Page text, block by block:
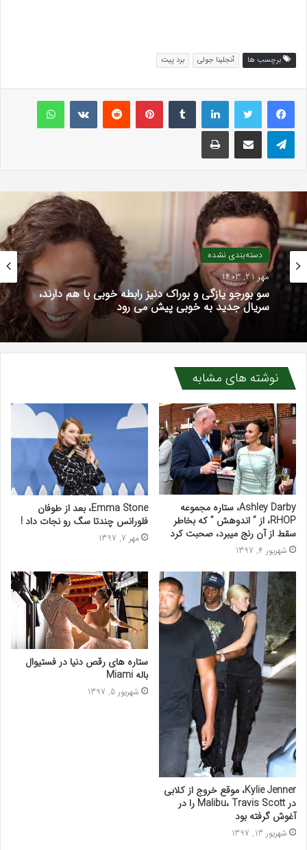
برچسب ها آنجلینا جولی برد پیت
لینکداینتامبلر پینتریستReddit
VKontakteواتس آپ
تلگرام اشتراک گذاری با ایمیل چاپ
دسته‌بندی نشده
مهر 21, 1403
سو بورجو یازگی و بوراک دنیز رابطه خوبی با هم دارند،
سریال جدید به خوبی پیش می رود
نوشته های مشابه
Ashley Darby، ستاره مجموعه
RHOP، از ” اندوهش ” که بخاطر
سقط از آن رنج میبرد، صحبت کرد
شهریور 4, 1397
Emma Stone، بعد از طوفان
فلورانس چندتا سگ رو نجات داد !
مهر 7, 1397
Kylie Jenner، موقع خروج از کلابی
در Malibu، Travis Scott را در
آغوش گرفته بود
شهریور 13, 1397
ستاره های رقص دنیا در فستیوال
باله Miami
شهریور 5, 1397